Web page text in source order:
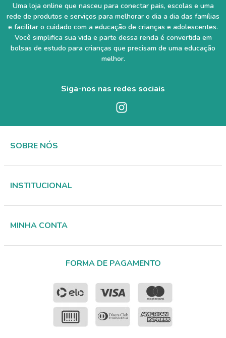
Uma loja online que nasceu para conectar pais, escolas e uma
rede de produtos e serviços para melhorar o dia a dia das famílias
e facilitar o cuidado com a educação de crianças e adolescentes.
Você simplifica sua vida e parte dessa renda é convertida em
bolsas de estudo para crianças que precisam de uma educação
melhor.
Siga-nos nas redes sociais
SOBRE NÓS
INSTITUCIONAL
MINHA CONTA
FORMA DE PAGAMENTO